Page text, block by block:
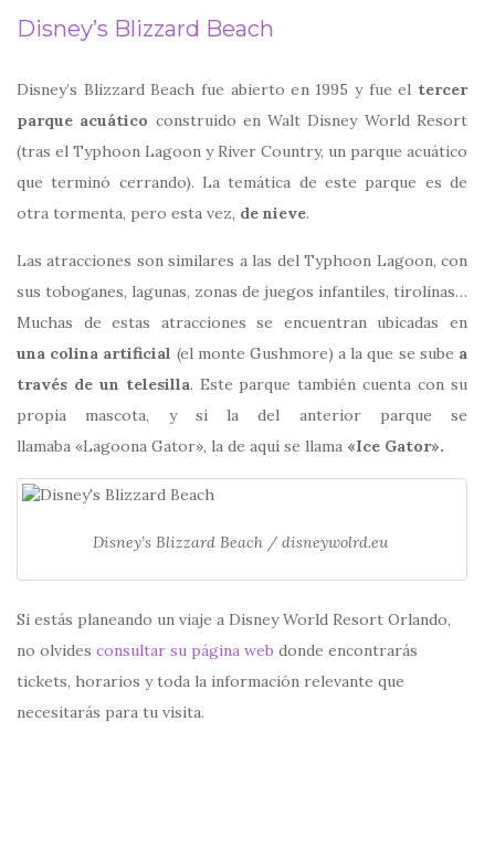
Disney’s Blizzard Beach
Disney’s Blizzard Beach fue abierto en 1995 y fue el tercer
parque acuático construido en Walt Disney World Resort
(tras el Typhoon Lagoon y River Country, un parque acuático
que terminó cerrando). La temática de este parque es de
otra tormenta, pero esta vez, de nieve.
Las atracciones son similares a las del Typhoon Lagoon, con
sus toboganes, lagunas, zonas de juegos infantiles, tirolinas…
Muchas de estas atracciones se encuentran ubicadas en
una colina artificial (el monte Gushmore) a la que se sube a
través de un telesilla. Este parque también cuenta con su
propia mascota, y si la del anterior parque se
llamaba «Lagoona Gator», la de aquí se llama «Ice Gator».
Disney’s Blizzard Beach / disneywolrd.eu
Si estás planeando un viaje a Disney World Resort Orlando,
no olvides consultar su página web donde encontrarás
tickets, horarios y toda la información relevante que
necesitarás para tu visita.